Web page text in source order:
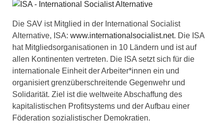
Die SAV ist Mitglied in der International Socialist
Alternative, ISA: www.internationalsocialist.net. Die ISA
hat Mitgliedsorganisationen in 10 Ländern und ist auf
allen Kontinenten vertreten. Die ISA setzt sich für die
internationale Einheit der Arbeiter*innen ein und
organisiert grenzüberschreitende Gegenwehr und
Solidarität. Ziel ist die weltweite Abschaffung des
kapitalistischen Profitsystems und der Aufbau einer
Föderation sozialistischer Demokratien.